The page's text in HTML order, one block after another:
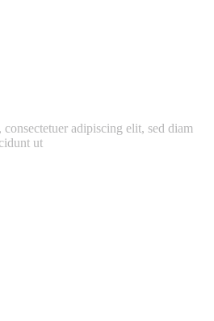
adipiscing elit, sed diam
ut